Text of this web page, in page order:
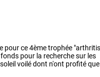
pource4èmetrophée "arthritis
fonds pour la recherchesur les
soleil voilédont n'ont profitéque